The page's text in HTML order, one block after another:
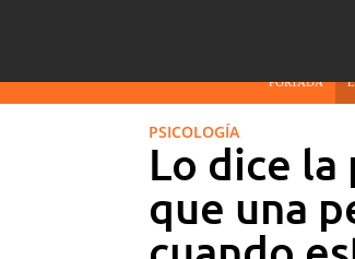
PORTADA
PSICOLOGÍA
Lo dice
que una